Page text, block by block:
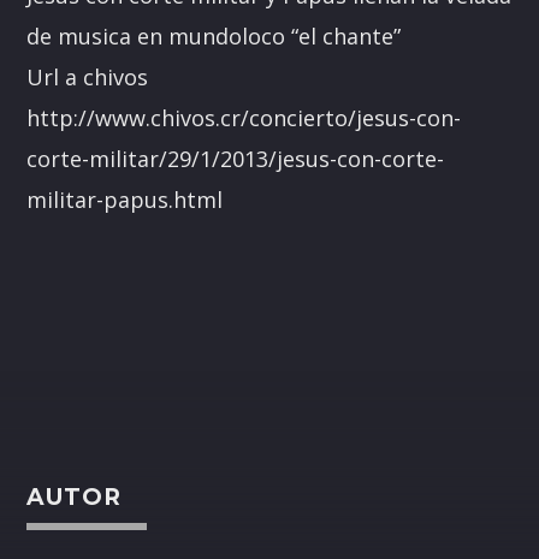
de musica en mundoloco “el chante”
Url a chivos
http://www.chivos.cr/concierto/jesus-con-
corte-militar/29/1/2013/jesus-con-corte-
militar-papus.html
AUTOR